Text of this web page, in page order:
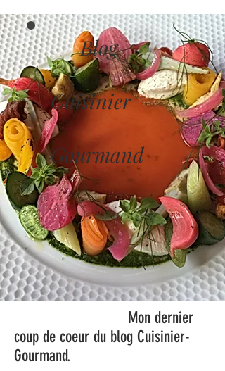
Blog
Cuisinier
Gourmand
Mon dernier